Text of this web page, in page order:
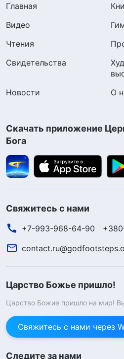
Главная
Видео
Чтения
Свидетельства
Новости
О
Скачать приложение
Бога
Свяжитесь с нами
+7-993-968-64-90
Царство Божье пришло!
Царство Божие пришло на мир! Вы
Свяжитесь с нами через
Следите за нами